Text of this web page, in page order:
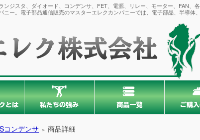
ンジスタ、ダイオード、コンデンサ、FET、電源、リレー、モーター、FAN
ー。電子部品通信販売のマスターエレクカンパニーでは、電子部品、半導体
コンデンサ ＞ 商品詳細